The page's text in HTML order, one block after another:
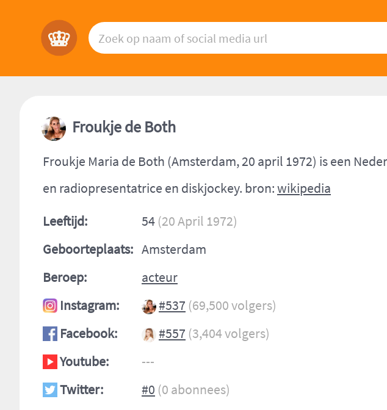
Froukje de Both
Froukje Maria de Both (Amsterdam, 20 april 1972) is een
en radiopresentatrice en diskjockey. bron:wikipedia
Leeftijd:
54 (20 April 1972)
Geboorteplaats: Amsterdam
Beroep:
acteur
Instagram:
#537 (69,500 volgers)
Facebook:
#557 (3,404 volgers)
Youtube:
---
Twitter:
#0 (0 abonnees)